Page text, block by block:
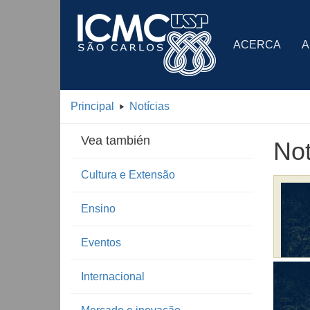
ACERCA
Principal Notícias
Vea también
Cultura e Extensão
Ensino
Eventos
Internacional